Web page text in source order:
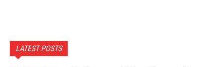
LATEST POSTS